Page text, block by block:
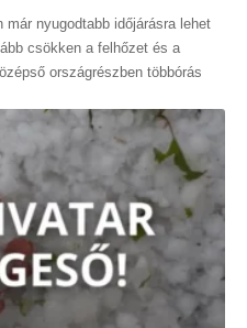
nyugodtabb időjárásra lehet
csökken a felhőzet és a
országrészben többórás